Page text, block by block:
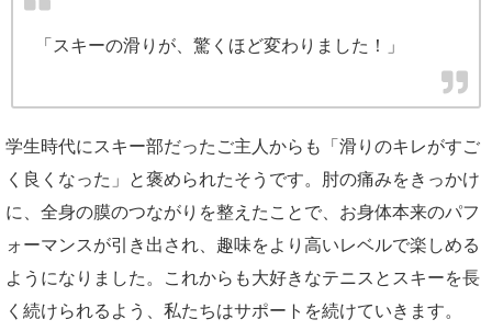
「スキーの滑りが、驚くほど変わりました！」
学生時代にスキー部だったご主人からも「滑りのキレがすご
く良くなった」と褒められたそうです。肘の痛みをきっかけ
に、全身の膜のつながりを整えたことで、お身体本来のパフ
ォーマンスが引き出され、趣味をより高いレベルで楽しめる
ようになりました。これからも大好きなテニスとスキーを長
く続けられるよう、私たちはサポートを続けていきます。